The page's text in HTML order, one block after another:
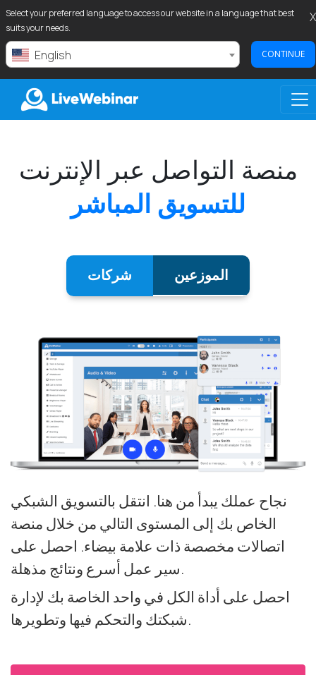
Select your preferred language to access our website in a language that best
suits your needs.
English CONTINUE
X
منصة التواصل عبر الإنترنت
للتسويق المباشر
شركات الموزعين
نجاح عملك يبدأ من هنا. انتقل بالتسويق الشبكي
الخاص بك إلى المستوى التالي من خلال منصة
اتصالات مخصصة ذات علامة بيضاء. احصل على
سير عمل أسرع ونتائج مذهلة.
احصل على أداة الكل في واحد الخاصة بك لإدارة
شبكتك والتحكم فيها وتطويرها.